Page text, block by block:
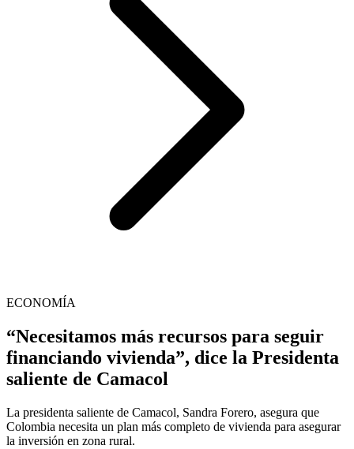
ECONOMÍA
“Necesitamos más recursos para seguir
financiando vivienda”, dice la Presidenta
saliente de Camacol
La presidenta saliente de Camacol, Sandra Forero, asegura que
Colombia necesita un plan más completo de vivienda para asegurar
la inversión en zona rural.